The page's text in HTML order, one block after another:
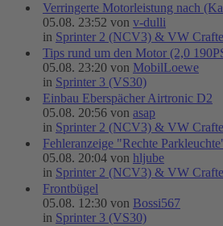
Verringerte Motorleistung nach
05.08. 23:52 von v-dulli
in Sprinter 2 (NCV3) & VW
Tips rund um den Motor (2,0
05.08. 23:20 von MobilLoewe
in Sprinter 3 (VS30)
Einbau Eberspächer Airtronic D2
05.08. 20:56 von asap
in Sprinter 2 (NCV3) & VW
Fehleranzeige "Rechte
05.08. 20:04 von hljube
in Sprinter 2 (NCV3) & VW
Frontbügel
05.08. 12:30 von Bossi567
in Sprinter 3 (VS30)